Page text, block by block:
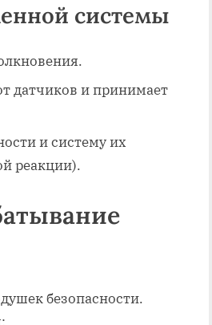
системы
датчиков и принимает
и систему их
реакции).
безопасности.